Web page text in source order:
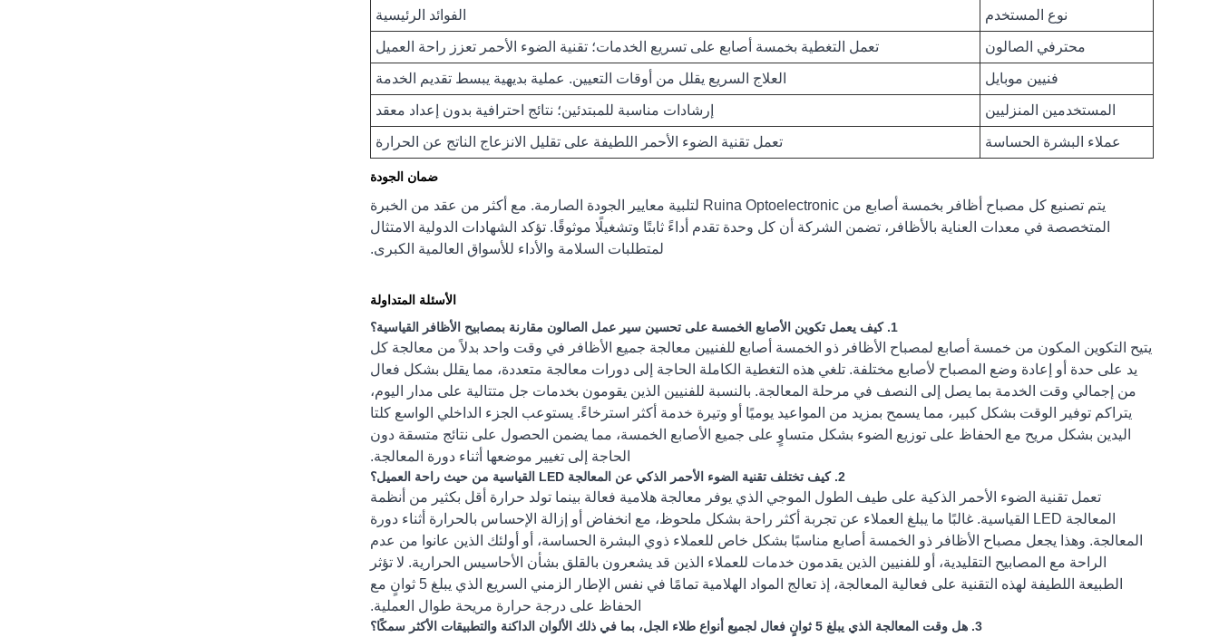
نوع المستخدم الفوائد الرئيسية
محترفي الصالون تعمل التغطية بخمسة أصابع على تسريع الخدمات؛ تقنية الضوء الأحمر تعزز راحة العميل
فنيين موبايل العلاج السريع يقلل من أوقات التعيين. عملية بديهية يبسط تقديم الخدمة
المستخدمين المنزليين إرشادات مناسبة للمبتدئين؛ نتائج احترافية بدون إعداد معقد
عملاء البشرة الحساسة تعمل تقنية الضوء الأحمر اللطيفة على تقليل الانزعاج الناتج عن الحرارة
ضمان الجودة
يتم تصنيع كل مصباح أظافر بخمسة أصابع من Ruina Optoelectronic لتلبية معايير الجودة الصارمة. مع أكثر من عقد من الخبرة
المتخصصة في معدات العناية بالأظافر، تضمن الشركة أن كل وحدة تقدم أداءً ثابتًا وتشغيلًا موثوقًا. تؤكد الشهادات الدولية الامتثال
لمتطلبات السلامة والأداء للأسواق العالمية الكبرى.
الأسئلة المتداولة
1. كيف يعمل تكوين الأصابع الخمسة على تحسين سير عمل الصالون مقارنة بمصابيح الأظافر القياسية؟
يتيح التكوين المكون من خمسة أصابع لمصباح الأظافر ذو الخمسة أصابع للفنيين معالجة جميع الأظافر في وقت واحد بدلاً من معالجة كل
يد على حدة أو إعادة وضع المصباح لأصابع مختلفة. تلغي هذه التغطية الكاملة الحاجة إلى دورات معالجة متعددة، مما يقلل بشكل فعال
من إجمالي وقت الخدمة بما يصل إلى النصف في مرحلة المعالجة. بالنسبة للفنيين الذين يقومون بخدمات جل متتالية على مدار اليوم،
يتراكم توفير الوقت بشكل كبير، مما يسمح بمزيد من المواعيد يوميًا أو وتيرة خدمة أكثر استرخاءً. يستوعب الجزء الداخلي الواسع كلتا
اليدين بشكل مريح مع الحفاظ على توزيع الضوء بشكل متساوٍ على جميع الأصابع الخمسة، مما يضمن الحصول على نتائج متسقة دون
الحاجة إلى تغيير موضعها أثناء دورة المعالجة.
2. كيف تختلف تقنية الضوء الأحمر الذكي عن المعالجة LED القياسية من حيث راحة العميل؟
تعمل تقنية الضوء الأحمر الذكية على طيف الطول الموجي الذي يوفر معالجة هلامية فعالة بينما تولد حرارة أقل بكثير من أنظمة
المعالجة LED القياسية. غالبًا ما يبلغ العملاء عن تجربة أكثر راحة بشكل ملحوظ، مع انخفاض أو إزالة الإحساس بالحرارة أثناء دورة
المعالجة. وهذا يجعل مصباح الأظافر ذو الخمسة أصابع مناسبًا بشكل خاص للعملاء ذوي البشرة الحساسة، أو أولئك الذين عانوا من عدم
الراحة مع المصابيح التقليدية، أو للفنيين الذين يقدمون خدمات للعملاء الذين قد يشعرون بالقلق بشأن الأحاسيس الحرارية. لا تؤثر
الطبيعة اللطيفة لهذه التقنية على فعالية المعالجة، إذ تعالج المواد الهلامية تمامًا في نفس الإطار الزمني السريع الذي يبلغ 5 ثوانٍ مع
الحفاظ على درجة حرارة مريحة طوال العملية.
3. هل وقت المعالجة الذي يبلغ 5 ثوانٍ فعال لجميع أنواع طلاء الجل، بما في ذلك الألوان الداكنة والتطبيقات الأكثر سمكًا؟